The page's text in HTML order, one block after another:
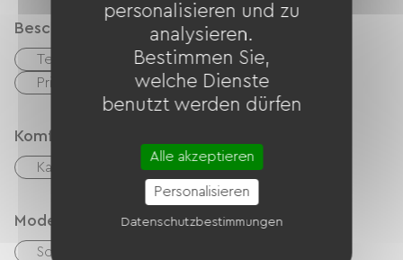
Beschreibung
Terrasse
Garage
Privates, umzäuntes Gelände
Komfort
Kamin
Modes de paiement
Schecks
personalisieren und zu
analysieren.
Bestimmen Sie,
welche Dienste
benutzt werden dürfen
Alle akzeptieren
Personalisieren
Datenschutzbestimmungen